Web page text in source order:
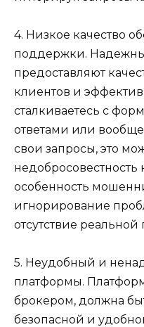
4. Низкое качество
поддержки.
предоставляют
клиентов и
сталкиваетесь с
ответами или вообще
свои запросы, это
особенность
игнорирование
отсутствие
5. Неудобный и
платформы.
брокером, должна
безопасной и